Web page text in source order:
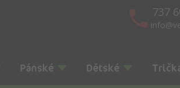
737
Pánské Dětské